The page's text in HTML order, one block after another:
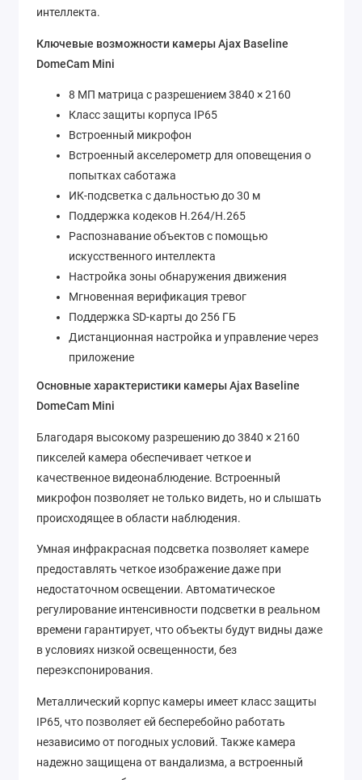
интеллекта.
Ключевые возможности камеры Ajax Baseline
DomeCam Mini
8 МП матрица с разрешением 3840 × 2160
Класс защиты корпуса ІР65
Встроенный микрофон
Встроенный акселерометр для оповещения о
попытках саботажа
ИК-подсветка с дальностью до 30 м
Поддержка кодеков H.264/H.265
Распознавание объектов с помощью
искусственного интеллекта
Настройка зоны обнаружения движения
Мгновенная верификация тревог
Поддержка SD-карты до 256 ГБ
Дистанционная настройка и управление через
приложение
Основные характеристики камеры Ajax Baseline
DomeCam Mini
Благодаря высокому разрешению до 3840 × 2160
пикселей камера обеспечивает четкое и
качественное видеонаблюдение. Встроенный
микрофон позволяет не только видеть, но и слышать
происходящее в области наблюдения.
Умная инфракрасная подсветка позволяет камере
предоставлять четкое изображение даже при
недостаточном освещении. Автоматическое
регулирование интенсивности подсветки в реальном
времени гарантирует, что объекты будут видны даже
в условиях низкой освещенности, без
переэкспонирования.
Металлический корпус камеры имеет класс защиты
IP65, что позволяет ей бесперебойно работать
независимо от погодных условий. Также камера
надежно защищена от вандализма, а встроенный